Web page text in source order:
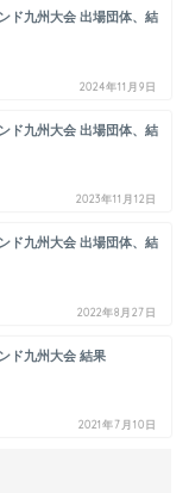
ド九州大会 出場団体、結
2024年11月9日
ド九州大会 出場団体、結
2023年11月12日
ド九州大会 出場団体、結
2022年8月27日
ド九州大会 結果
2021年7月10日